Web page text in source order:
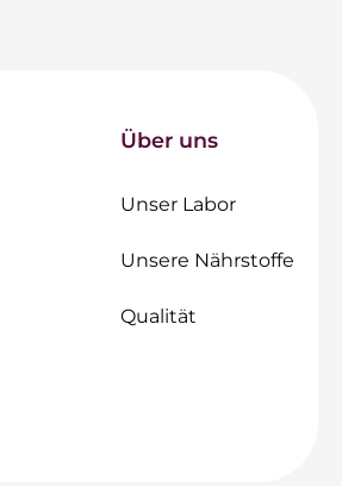
Über uns
Unser Labor
Unsere Nährstoffe
Qualität